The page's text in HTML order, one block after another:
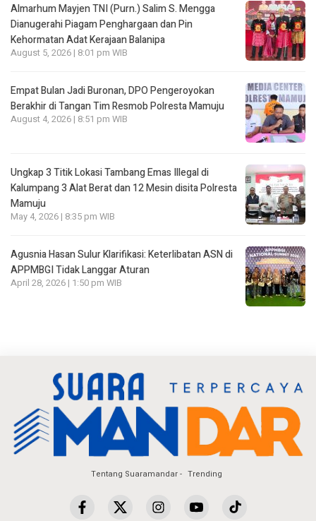
Almarhum Mayjen TNI (Purn.) Salim S. Mengga
Dianugerahi Piagam Penghargaan dan Pin
Kehormatan Adat Kerajaan Balanipa
August 5, 2026 | 8:01 pm WIB
Empat Bulan Jadi Buronan, DPO Pengeroyokan
Berakhir di Tangan Tim Resmob Polresta Mamuju
August 4, 2026 | 8:51 pm WIB
Ungkap 3 Titik Lokasi Tambang Emas Illegal di
Kalumpang 3 Alat Berat dan 12 Mesin disita Polresta
Mamuju
May 4, 2026 | 8:35 pm WIB
Agusnia Hasan Sulur Klarifikasi: Keterlibatan ASN di
APPMBGI Tidak Langgar Aturan
April 28, 2026 | 1:50 pm WIB
Tentang Suaramandar Trending